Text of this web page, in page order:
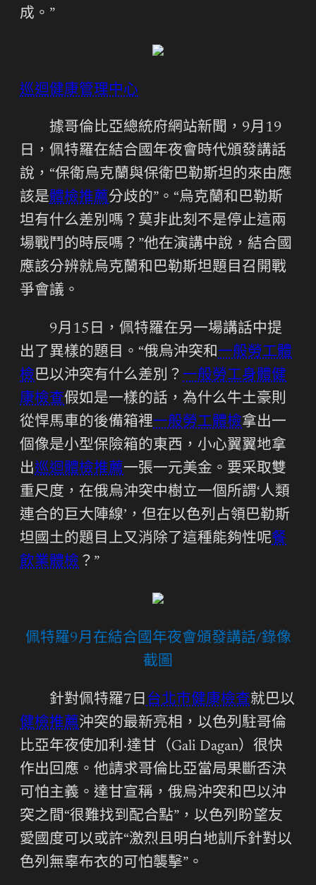
成。”
巡迴健康管理中心
據哥倫比亞總統府網站新聞，9月19
日，佩特羅在結合國年夜會時代頒發講話
說，“保衛烏克蘭與保衛巴勒斯坦的來由應
該是體檢推薦分歧的”。“烏克蘭和巴勒斯
坦有什么差別嗎？莫非此刻不是停止這兩
場戰鬥的時辰嗎？”他在演講中說，結合國
應該分辨就烏克蘭和巴勒斯坦題目召開戰
爭會議。
9月15日，佩特羅在另一場講話中提
出了異樣的題目。“俄烏沖突和一般勞工體
檢巴以沖突有什么差別？ 一般勞工身體健
康檢查假如是一樣的話，為什么牛土豪則
從悍馬車的後備箱裡一般勞工體檢拿出一
個像是小型保險箱的東西，小心翼翼地拿
出巡迴體檢推薦一張一元美金。要采取雙
重尺度，在俄烏沖突中樹立一個所謂‘人類
連合的巨大陣線’，但在以色列占領巴勒斯
坦國土的題目上又消除了這種能夠性呢餐
飲業體檢 ？”
佩特羅9月在結合國年夜會頒發講話/錄像
截圖
針對佩特羅7日 台北巿健康檢查就巴以
健檢推薦沖突的最新亮相，以色列駐哥倫
比亞年夜使加利·達甘（Gali Dagan）很快
作出回應。他請求哥倫比亞當局果斷否決
可怕主義。達甘宣稱，俄烏沖突和巴以沖
突之間“很難找到配合點”，以色列盼望友
愛國度可以或許“激烈且明白地訓斥針對以
色列無辜布衣的可怕襲擊”。